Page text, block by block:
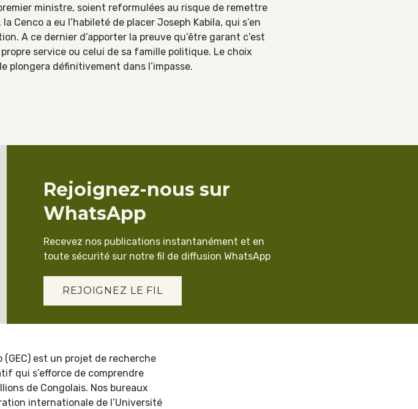
ministre, soient reformulées au risque de remettre
Cenco a eu l’habileté de placer Joseph Kabila, qui s’en
A ce dernier d’apporter la preuve qu’être garant c’est
service ou celui de sa famille politique. Le choix
plongera définitivement dans l’impasse.
Rejoignez-nous sur
WhatsApp
Recevez nos publications instantanément et en
toute sécurité sur notre fil de diffusion WhatsApp
REJOIGNEZ LE FIL
(GEC) est un projet de recherche
qui s’efforce de comprendre
de Congolais. Nos bureaux
internationale de l’Université